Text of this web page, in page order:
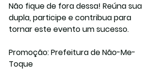
Não fique de fora dessa! Reúna sua
dupla, participe e contribua para
tornar este evento um sucesso.
Promoção: Prefeitura de Não-Me-
Toque